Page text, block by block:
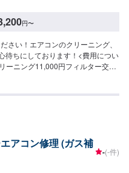
円〜
さい！エアコンのクリーニング、
待ちにしております！<費用につい
ーニング11,000円フィルター交換
アコン修理 (ガス補
-(-件)